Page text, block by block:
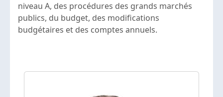
niveau A, des procédures des grands marchés
publics, du budget, des modifications
budgétaires et des comptes annuels.